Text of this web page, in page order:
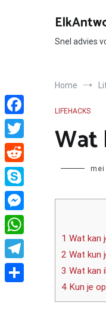
Snel advies
Home
LIFEHACKS
Wat
Author mei
1 Wat kan
2 Wat kun
3 Wat kan
4 Kun je
Facebook
Twitter
Reddit
Skype
Messenger
WhatsApp
Telegram